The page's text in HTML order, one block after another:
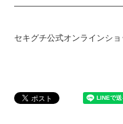
セキグチ公式オンラインシ